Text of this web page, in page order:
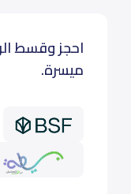
احجز وقسط
ميسرة.